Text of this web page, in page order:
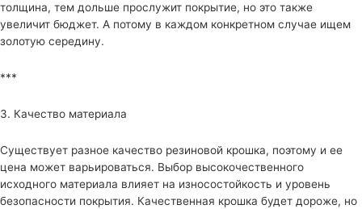
толщина, тем дольше прослужит покрытие, но это также
увеличит бюджет. А потому в каждом конкретном случае ищем
золотую середину.
***
3. Качество материала
Существует разное качество резиновой крошка, поэтому и ее
цена может варьироваться. Выбор высокочественного
исходного материала влияет на износостойкость и уровень
безопасности покрытия. Качественная крошка будет дороже, но